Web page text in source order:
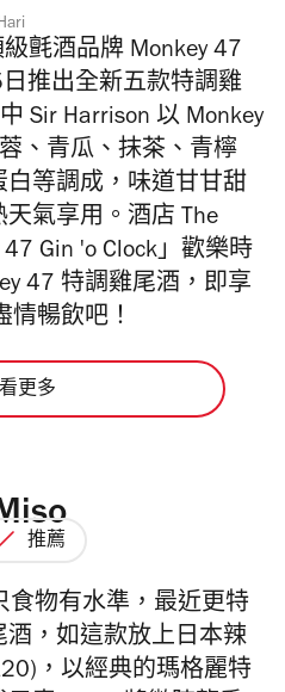
氈酒品牌 Monkey 47
推出全新五款特調雞
Sir Harrison 以 Monkey
、青瓜、抹茶、青檸
等調成，味道甘甘甜
氣享用。酒店 The
Gin 'o Clock」歡樂時
47 特調雞尾酒，即享
暢飲吧！
更多
推薦
食物有水準， 最近更特
，如這款放上 日本辣
)，以經典的瑪格麗特